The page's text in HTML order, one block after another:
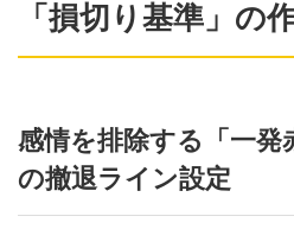
「損切り基準」の
感情を排除する「一発
の撤退ライン設定